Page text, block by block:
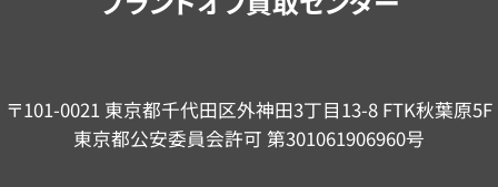
〒101-0021 東京都千代田区外神田3丁目13-8 FTK秋葉原5F
東京都公安委員会許可 第301061906960号